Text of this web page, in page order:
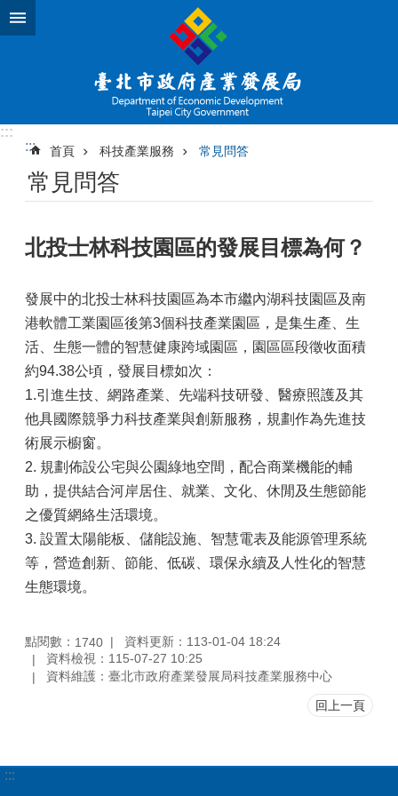
跳到主要內容區塊
:::
:::
首頁 科技產業服務 常見問答
常見問答
北投士林科技園區的發展目標為何？
發展中的北投士林科技園區為本市繼內湖科技園區及南
港軟體工業園區後第3個科技產業園區，是集生產、生
活、生態一體的智慧健康跨域園區，園區區段徵收面積
約94.38公頃，發展目標如次：
1.引進生技、網路產業、先端科技研發、醫療照護及其
他具國際競爭力科技產業與創新服務，規劃作為先進技
術展示櫥窗。
2. 規劃佈設公宅與公園綠地空間，配合商業機能的輔
助，提供結合河岸居住、就業、文化、休閒及生態節能
之優質網絡生活環境。
3. 設置太陽能板、儲能設施、智慧電表及能源管理系統
等，營造創新、節能、低碳、環保永續及人性化的智慧
生態環境。
點閱數： 1740
資料更新：113-01-04 18:24
資料檢視：115-07-27 10:25
資料維護：臺北市政府產業發展局科技產業服務中心
回上一頁
:::